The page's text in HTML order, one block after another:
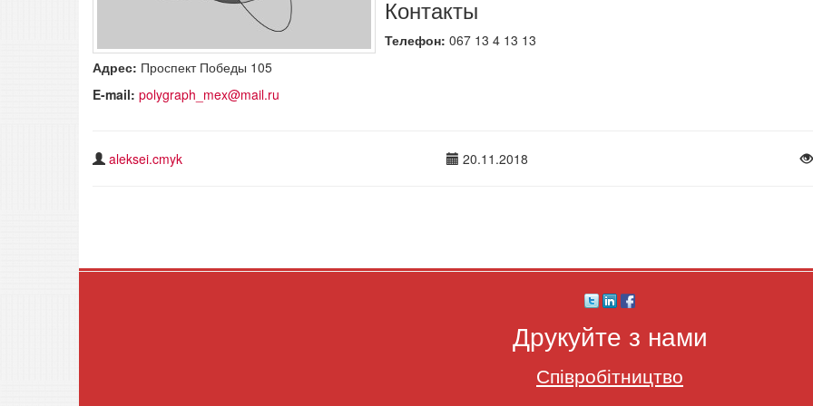
Контакты
Телефон: 067 13 4 13 13
Адрес: Проспект Победы 105
E-mail: polygraph_mex@mail.ru
aleksei.cmyk 20.11.2018
Друкуйте з нами
Співробітництво